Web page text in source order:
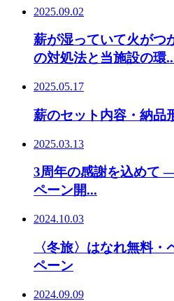
2025.09.02
薪が湿っていて火がつ
の対処法と当施設の環
2025.05.17
薪のセット内容・納品
2025.03.13
3周年の感謝を込めて
ペーン開...
2024.10.03
〈冬旅〉はなれ無料
ペーン
2024.09.09